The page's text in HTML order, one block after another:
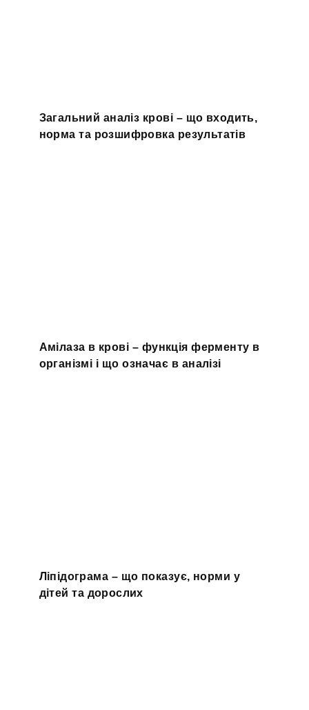
Загальний аналіз крові – що входить,
норма та розшифровка результатів
Амілаза в крові – функція ферменту в
організмі і що означає в аналізі
Ліпідограма – що показує, норми у
дітей та дорослих